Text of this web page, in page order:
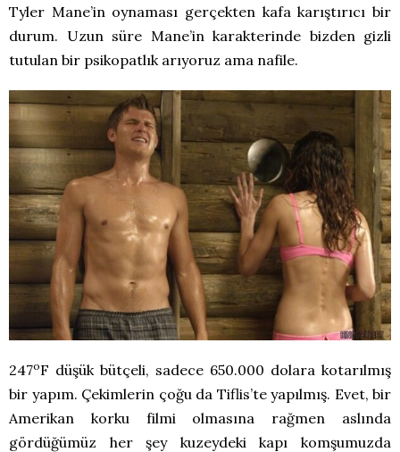
Tyler Mane’in oynaması gerçekten kafa karıştırıcı bir
durum. Uzun süre Mane’in karakterinde bizden gizli
tutulan bir psikopatlık arıyoruz ama nafile.
247oF düşük bütçeli, sadece 650.000 dolara kotarılmış
bir yapım. Çekimlerin çoğu da Tiflis’te yapılmış. Evet, bir
Amerikan korku filmi olmasına rağmen aslında
gördüğümüz her şey kuzeydeki kapı komşumuzda